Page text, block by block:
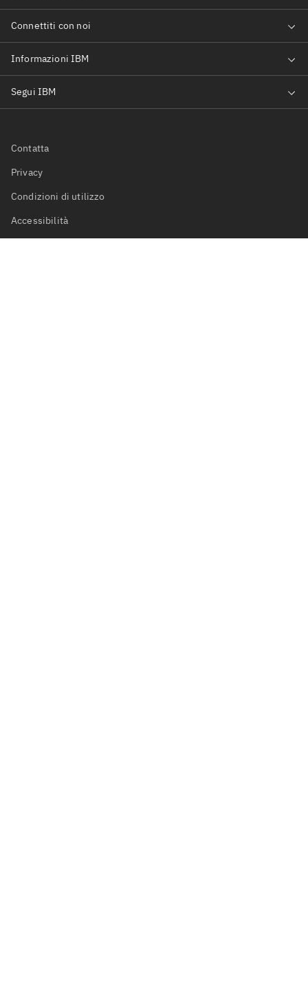
Contatta
Privacy
Condizioni di utilizzo
Accessibilità